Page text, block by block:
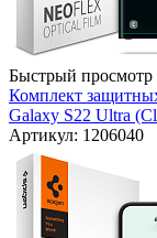
Быстрый просмотр
Комплект
Galaxy S22 Ultra
Артикул: 1206040